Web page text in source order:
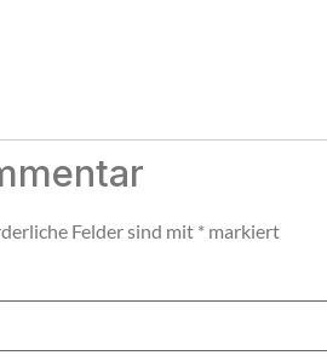
Felder sind mit * markiert